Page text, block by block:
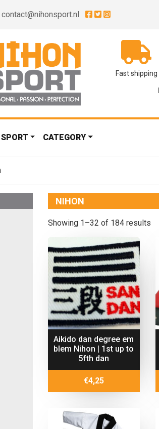
contact@nihonsport.nl
Fast shipping
SPORT CATEGORY
NIHON
Showing 1–32 of 184 results
Aikido dan degree em
blem Nihon | 1st up to
5fth dan
€4,25